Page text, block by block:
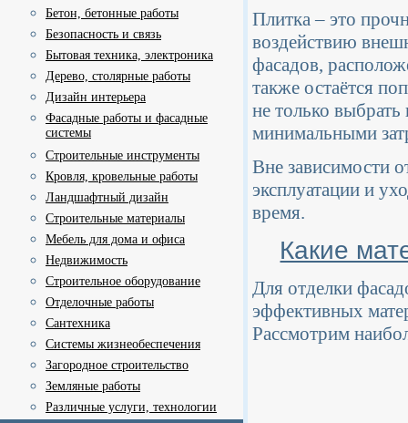
Бетон, бетонные работы
Безопасность и связь
Бытовая техника, электроника
Дерево, столярные работы
Дизайн интерьера
Фасадные работы и фасадные
системы
Строительные инструменты
Кровля, кровельные работы
Ландшафтный дизайн
Строительные материалы
Мебель для дома и офиса
Недвижимость
Строительное оборудование
Отделочные работы
Сантехника
Системы жизнеобеспечения
Загородное строительство
Земляные работы
Различные услуги, технологии
Плитка – это
воздействию
фасадов,
также остаётся
не только
минимальными
Вне зависимости
эксплуатации и
время.
Какие
Для отделки
эффективных
Рассмотрим